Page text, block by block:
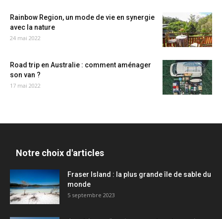
Rainbow Region, un mode de vie en synergie
avec la nature
24 mai 2022
Road trip en Australie : comment aménager
son van ?
17 mai 2022
Notre choix d'articles
Fraser Island : la plus grande île de sable du
monde
5 septembre 2023